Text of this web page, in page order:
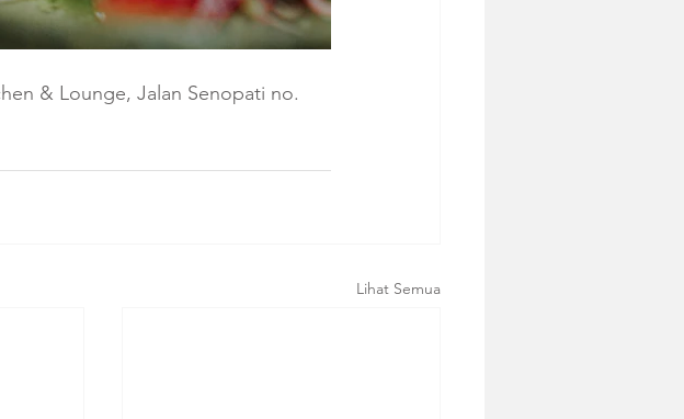
& Lounge, Jalan Senopati no.
Lihat Semua